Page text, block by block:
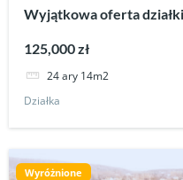
Wyjątkowa oferta działki
125,000 zł
24 ary 14m2
Działka
Wyróżnione